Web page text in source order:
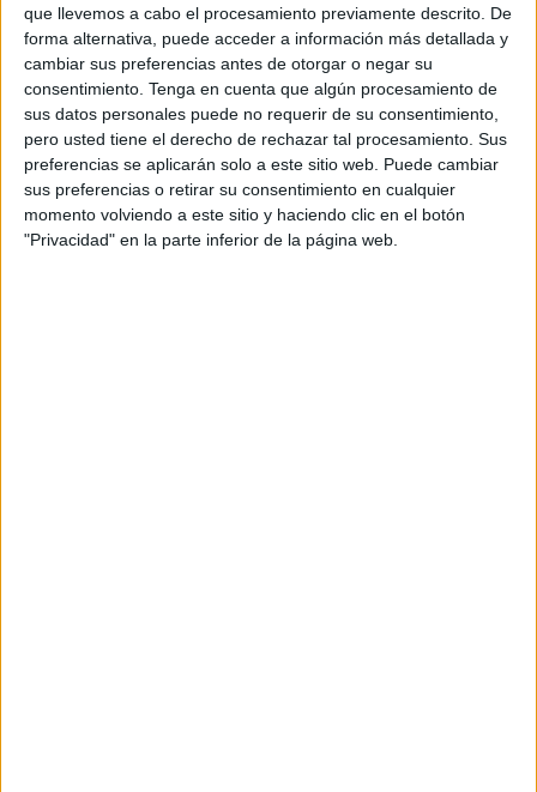
que llevemos a cabo el procesamiento previamente descrito. De
forma alternativa, puede acceder a información más detallada y
cambiar sus preferencias antes de otorgar o negar su
consentimiento. Tenga en cuenta que algún procesamiento de
sus datos personales puede no requerir de su consentimiento,
pero usted tiene el derecho de rechazar tal procesamiento. Sus
preferencias se aplicarán solo a este sitio web. Puede cambiar
sus preferencias o retirar su consentimiento en cualquier
momento volviendo a este sitio y haciendo clic en el botón
"Privacidad" en la parte inferior de la página web.
Montilivi, a la cantonada amb elcarrer del
Puigsacalm; i alcarrer del Camí Vell de
Fornells, on també n’hi haurà dues, una en el
seu encreuament amb el carrer de l’Església de
Sant Miquel i una altra a la cantonada amb el
carrer Aragó.
Les càmeres compten amb un sistema de